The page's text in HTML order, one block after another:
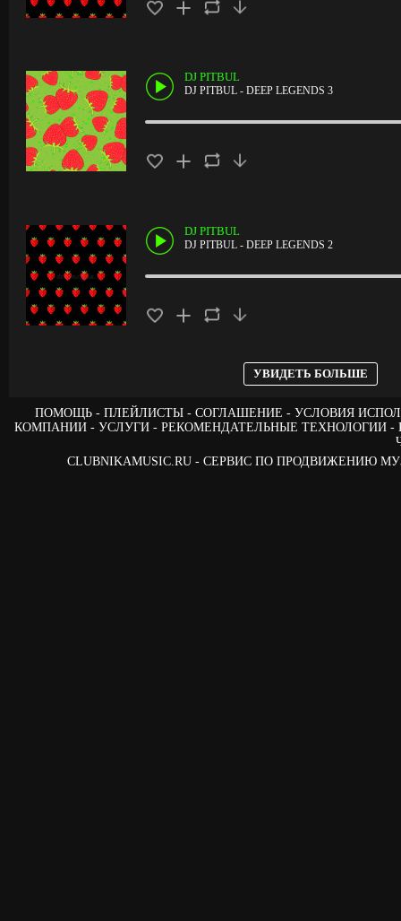
DJ PITBUL
DJ PITBUL - DEEP LEGENDS 3
DJ PITBUL
DJ PITBUL - DEEP LEGENDS 2
УВИДЕТЬ БОЛЬШЕ
ПОМОЩЬ ПЛЕЙЛИСТЫ СОГЛАШЕНИЕ
УСЛОВИЯ
КОМПАНИИ
УСЛУГИ РЕКОМЕНДАТЕЛЬНЫЕ ТЕХНОЛОГИИ
CLUBNIKAMUSIC.RU - СЕРВИС ПО ПРОДВИЖЕНИЮ